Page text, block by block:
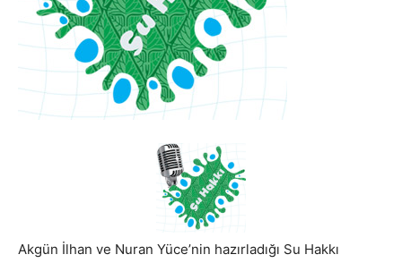
Akgün İlhan ve Nuran Yüce’nin hazırladığı Su Hakkı